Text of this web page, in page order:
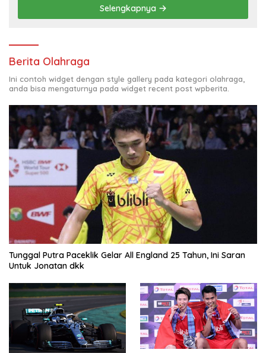
Selengkapnya
Berita Olahraga
Ini contoh widget dengan style gallery pada kategori olahraga,
anda bisa mengaturnya pada widget recent post wpberita.
Tunggal Putra Paceklik Gelar All England 25 Tahun, Ini Saran
Untuk Jonatan dkk